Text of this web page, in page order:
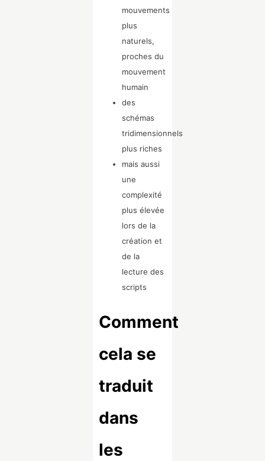
mouvements
plus
naturels,
proches du
mouvement
humain
des
schémas
tridimensionnels
plus riches
mais aussi
une
complexité
plus élevée
lors de la
création et
de la
lecture des
scripts
Comment
cela se
traduit
dans
les